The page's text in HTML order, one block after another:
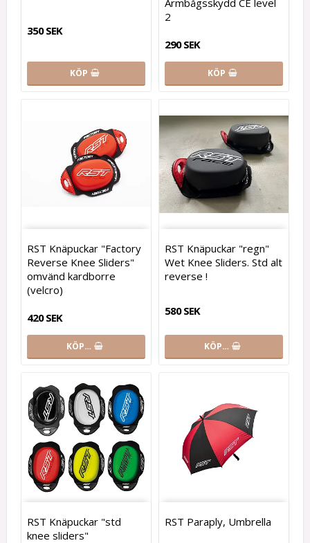
350 SEK
KÖP
2
290 SEK
KÖP
RST Knäpuckar "Factory
Reverse Knee Sliders"
omvänd kardborre
(velcro)
420 SEK
KÖP…
RST Knäpuckar "regn"
Wet Knee Sliders. Std alt
reverse !
580 SEK
KÖP…
RST Knäpuckar "std
knee sliders"
RST Paraply, Umbrella